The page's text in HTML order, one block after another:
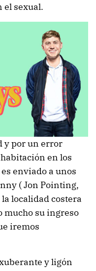
el sexual.
y por un error
en los
enviado a unos
( Jon Pointing,
localidad costera
mucho su ingreso
iremos
y ligón